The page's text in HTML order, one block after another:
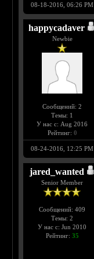
08-18-2016, 06:26 PM
happycadaver
Newbie
Сообщений: 2
Темы: 1
У нас с: Aug 2016
Рейтинг: 0
08-24-2016, 12:25 PM
jared_wanted
Senior Member
Сообщений: 409
Темы: 2
У нас с: Jun 2010
Рейтинг: 35